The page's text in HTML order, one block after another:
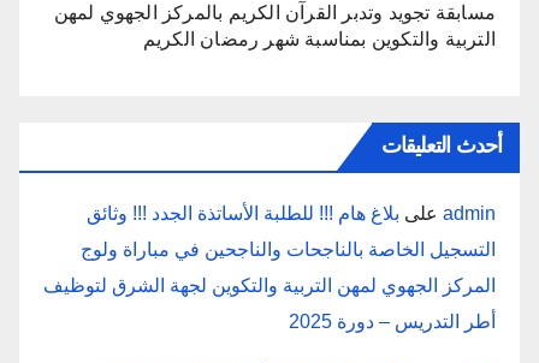
مسابقة تجويد وتدبر القرآن الكريم بالمركز الجهوي لمهن
التربية والتكوين بمناسبة شهر رمضان الكريم
أحدث التعليقات
admin على بلاغ هام !!! للطلبة الأساتذة الجدد !!! وثائق
التسجيل الخاصة بالناجحات والناجحين في مباراة ولوج
المركز الجهوي لمهن التربية والتكوين لجهة الشرق لتوظيف
أطر التدريس – دورة 2025